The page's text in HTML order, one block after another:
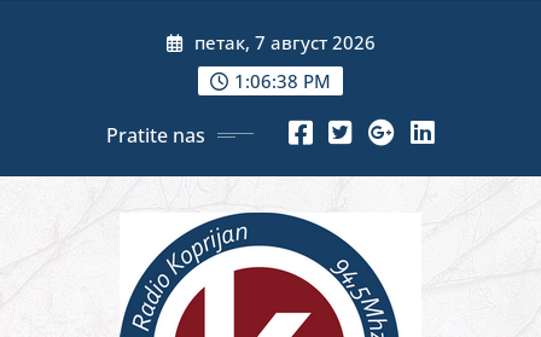
петак, 7 август 2026
1:06:40 PM
Pratite nas